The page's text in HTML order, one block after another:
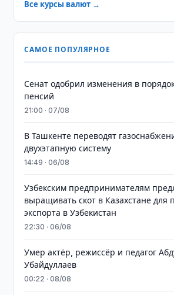
Все курсы валют →
САМОЕ ПОПУЛЯРНОЕ
Сенат одобрил изменения в
пенсий
21:00 · 07/08
В Ташкенте переводят
двухэтапную систему
14:49 · 06/08
Узбекским предпринимателям
выращивать скот в Казахстане для
экспорта в Узбекистан
22:30 · 06/08
Умер актёр, режиссёр и педагог
Убайдуллаев
00:22 · 08/08